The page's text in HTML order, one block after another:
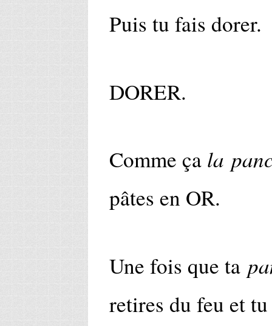
Puis tu fais dorer.
DORER.
Comme ça la
pâtes en OR.
Une fois que ta
retires du feu et